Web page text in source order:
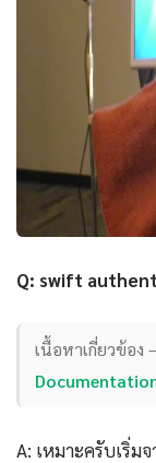
Q: swift
เนื้อหาเกี่ยวข้อง
A: เหมาะครับเริ่ม